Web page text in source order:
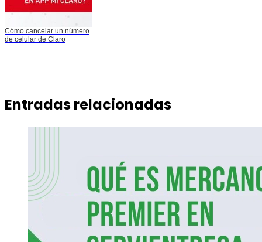
Cómo cancelar un número
de celular de Claro
Entradas relacionadas